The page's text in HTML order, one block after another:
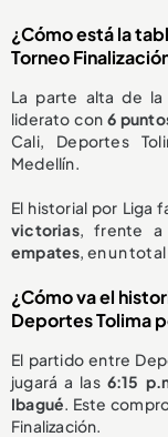
¿Cómo está la
Torneo
La parte alta de
liderato con 6
Cali, Deportes
Medellín.
El historial por Liga
victorias, frente
empates, en un
¿Cómo va el
Deportes Tolima
El partido entre
jugará a las 6:15
Ibagué. Este
Finalización.